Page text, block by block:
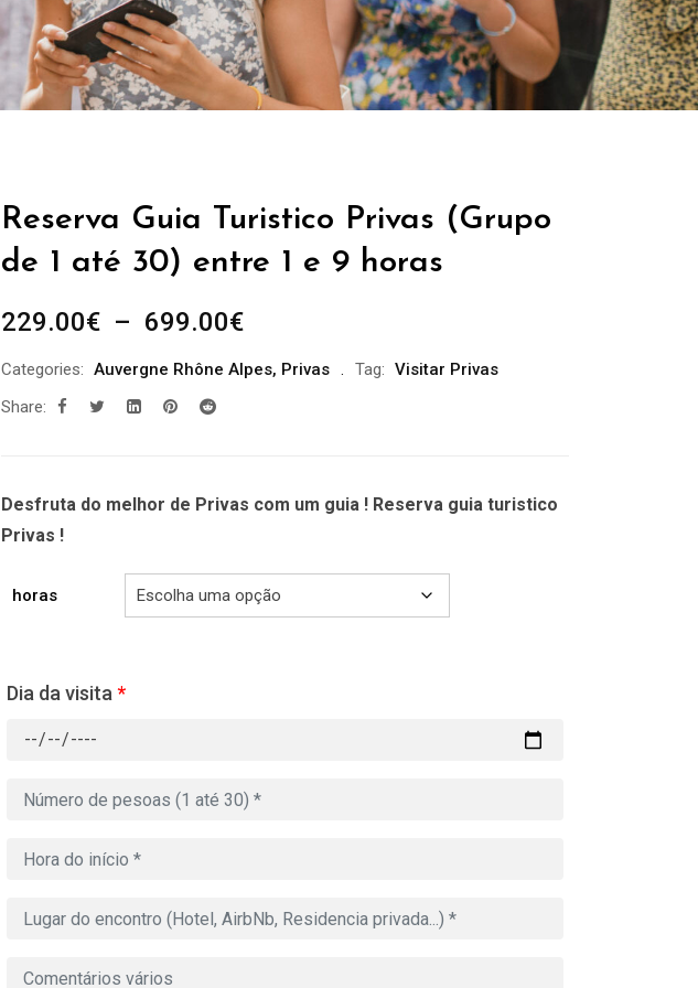
Reserva Guia Turistico Privas (Grupo
de 1 até 30) entre 1 e 9 horas
229.00€ – 699.00€Plage
prix :
Categories: Auvergne Rhône Alpes, Privas Tag: Visitar Privas
Share:
Desfruta do melhor de Privas com um guia ! Reserva guia turistico
Privas !
horas
Dia da visita *